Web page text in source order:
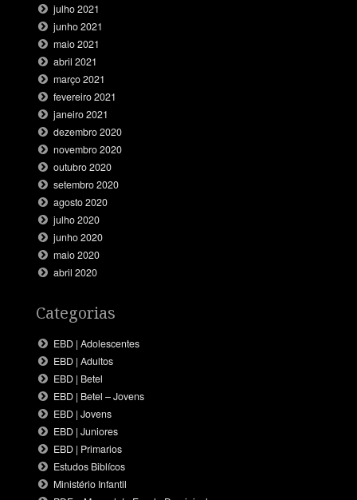
julho 2021
junho 2021
maio 2021
abril 2021
março 2021
fevereiro 2021
janeiro 2021
dezembro 2020
novembro 2020
outubro 2020
setembro 2020
agosto 2020
julho 2020
junho 2020
maio 2020
abril 2020
Categorias
EBD | Adolescentes
EBD | Adultos
EBD | Betel
EBD | Betel – Jovens
EBD | Jovens
EBD | Juniores
EBD | Primarios
Estudos Biblícos
Ministério Infantil